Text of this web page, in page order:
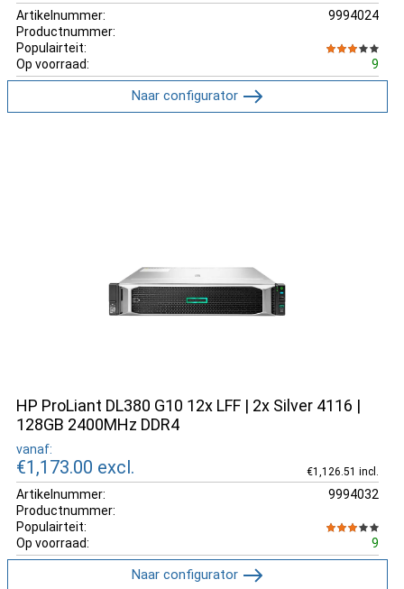
Artikelnummer:
9994024
Productnummer:
Populairteit:
Op voorraad:
9
Naar configurator
HP ProLiant DL380 G10 12x LFF | 2x Silver 4116 |
128GB 2400MHz DDR4
vanaf:
€1,173.00 excl. €1,126.51 incl.
Artikelnummer:
9994032
Productnummer:
Populairteit:
Op voorraad:
9
Naar configurator